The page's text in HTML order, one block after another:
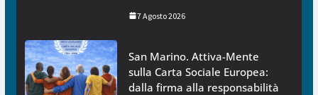
7 Agosto 2026
San Marino. Attiva-Mente
sulla Carta Sociale Europea:
dalla firma alla responsabilità